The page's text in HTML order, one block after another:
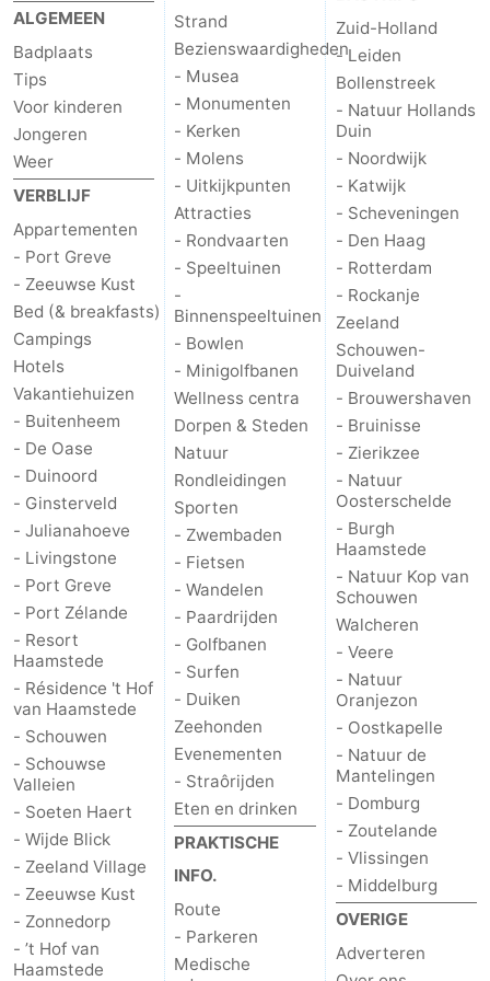
Schouwen
Natuur
Oranjezon
-
Oostkapelle
Natuur
de
Mantelingen
-
Domburg
-
Zoutelande
-
Vlissingen
-
Middelburg
Weer
Contact
ALGEMEEN
Badplaats
Tips
Voor kinderen
Jongeren
Weer
VERBLIJF
Appartementen
- Port Greve
- Zeeuwse Kust
Bed (& breakfasts)
Campings
Hotels
Vakantiehuizen
- Buitenheem
- De Oase
- Duinoord
- Ginsterveld
- Julianahoeve
- Livingstone
- Port Greve
- Port Zélande
- Resort
Haamstede
- Résidence 't Hof
van Haamstede
- Schouwen
- Schouwse
Valleien
- Soeten Haert
- Wijde Blick
- Zeeland Village
- Zeeuwse Kust
- Zonnedorp
- ’t Hof van
Haamstede
Strand
Bezienswaardigheden
- Musea
- Monumenten
- Kerken
- Molens
- Uitkijkpunten
Attracties
- Rondvaarten
- Speeltuinen
-
Binnenspeeltuinen
- Bowlen
- Minigolfbanen
Wellness centra
Dorpen & Steden
Natuur
Rondleidingen
Sporten
- Zwembaden
- Fietsen
- Wandelen
- Paardrijden
- Golfbanen
- Surfen
- Duiken
Zeehonden
Evenementen
- Straôrijden
Eten en drinken
PRAKTISCHE
INFO.
Route
- Parkeren
Medische
Zuid-Holland
- Leiden
Bollenstreek
- Natuur Hollands
Duin
- Noordwijk
- Katwijk
- Scheveningen
- Den Haag
- Rotterdam
- Rockanje
Zeeland
Schouwen-
Duiveland
- Brouwershaven
- Bruinisse
- Zierikzee
- Natuur
Oosterschelde
- Burgh
Haamstede
- Natuur Kop van
Schouwen
Walcheren
- Veere
- Natuur
Oranjezon
- Oostkapelle
- Natuur de
Mantelingen
- Domburg
- Zoutelande
- Vlissingen
- Middelburg
OVERIGE
Adverteren